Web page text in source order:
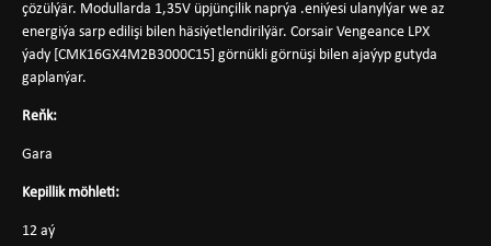
çözülýär. Modullarda 1,35V üpjünçilik naprýa .eniýesi ulanylýar we az
energiýa sarp edilişi bilen häsiýetlendirilýär. Corsair Vengeance LPX
ýady [CMK16GX4M2B3000C15] görnükli görnüşi bilen ajaýyp gutyda
gaplanýar.
Reňk:
Gara
Kepillik möhleti:
12 aý